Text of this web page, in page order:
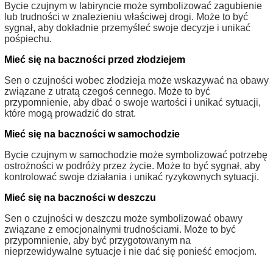
Bycie czujnym w labiryncie może symbolizować zagubienie
lub trudności w znalezieniu właściwej drogi. Może to być
sygnał, aby dokładnie przemyśleć swoje decyzje i unikać
pośpiechu.
Mieć się na baczności przed złodziejem
Sen o czujności wobec złodzieja może wskazywać na obawy
związane z utratą czegoś cennego. Może to być
przypomnienie, aby dbać o swoje wartości i unikać sytuacji,
które mogą prowadzić do strat.
Mieć się na baczności w samochodzie
Bycie czujnym w samochodzie może symbolizować potrzebę
ostrożności w podróży przez życie. Może to być sygnał, aby
kontrolować swoje działania i unikać ryzykownych sytuacji.
Mieć się na baczności w deszczu
Sen o czujności w deszczu może symbolizować obawy
związane z emocjonalnymi trudnościami. Może to być
przypomnienie, aby być przygotowanym na
nieprzewidywalne sytuacje i nie dać się ponieść emocjom.